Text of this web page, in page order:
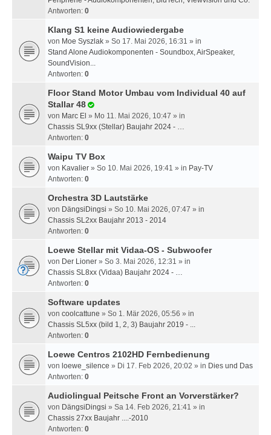
Antworten: 0
Klang S1 keine Audiowiedergabe
von Moe Syszlak » So 17. Mai 2026, 16:31 » in
Stand Alone Audiokomponenten - Soundbox, AirSpeaker,
SoundVision...
Antworten: 0
Floor Stand Motor Umbau vom Individual 40 auf
Stallar 48
von Marc El » Mo 11. Mai 2026, 10:47 » in
Chassis SL9xx (Stellar) Baujahr 2024 - …
Antworten: 0
Waipu TV Box
von Kavalier » So 10. Mai 2026, 19:41 » in Pay-TV
Antworten: 0
Orchestra 3D Lautstärke
von DängsiDingsi » So 10. Mai 2026, 07:47 » in
Chassis SL2xx Baujahr 2013 - 2014
Antworten: 0
Loewe Stellar mit Vidaa-OS - Subwoofer
von Der Lioner » So 3. Mai 2026, 12:31 » in
Chassis SL8xx (Vidaa) Baujahr 2024 - …
Antworten: 0
Software updates
von coolcattune » So 1. Mär 2026, 05:56 » in
Chassis SL5xx (bild 1, 2, 3) Baujahr 2019 - ...
Antworten: 0
Loewe Centros 2102HD Fernbedienung
von loewe_silence » Di 17. Feb 2026, 20:02 » in Dies und Das
Antworten: 0
Audiolingual Peitsche Front an Vorverstärker?
von DängsiDingsi » Sa 14. Feb 2026, 21:41 » in
Chassis 27xx Baujahr ....-2010
Antworten: 0